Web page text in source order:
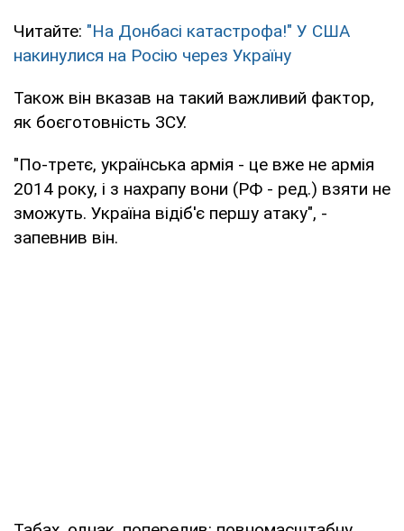
Читайте: "На Донбасі катастрофа!" У США
накинулися на Росію через Україну
Також він вказав на такий важливий фактор,
як боєготовність ЗСУ.
"По-третє, українська армія - це вже не армія
2014 року, і з нахрапу вони (РФ - ред.) взяти не
зможуть. Україна відіб'є першу атаку", -
запевнив він.